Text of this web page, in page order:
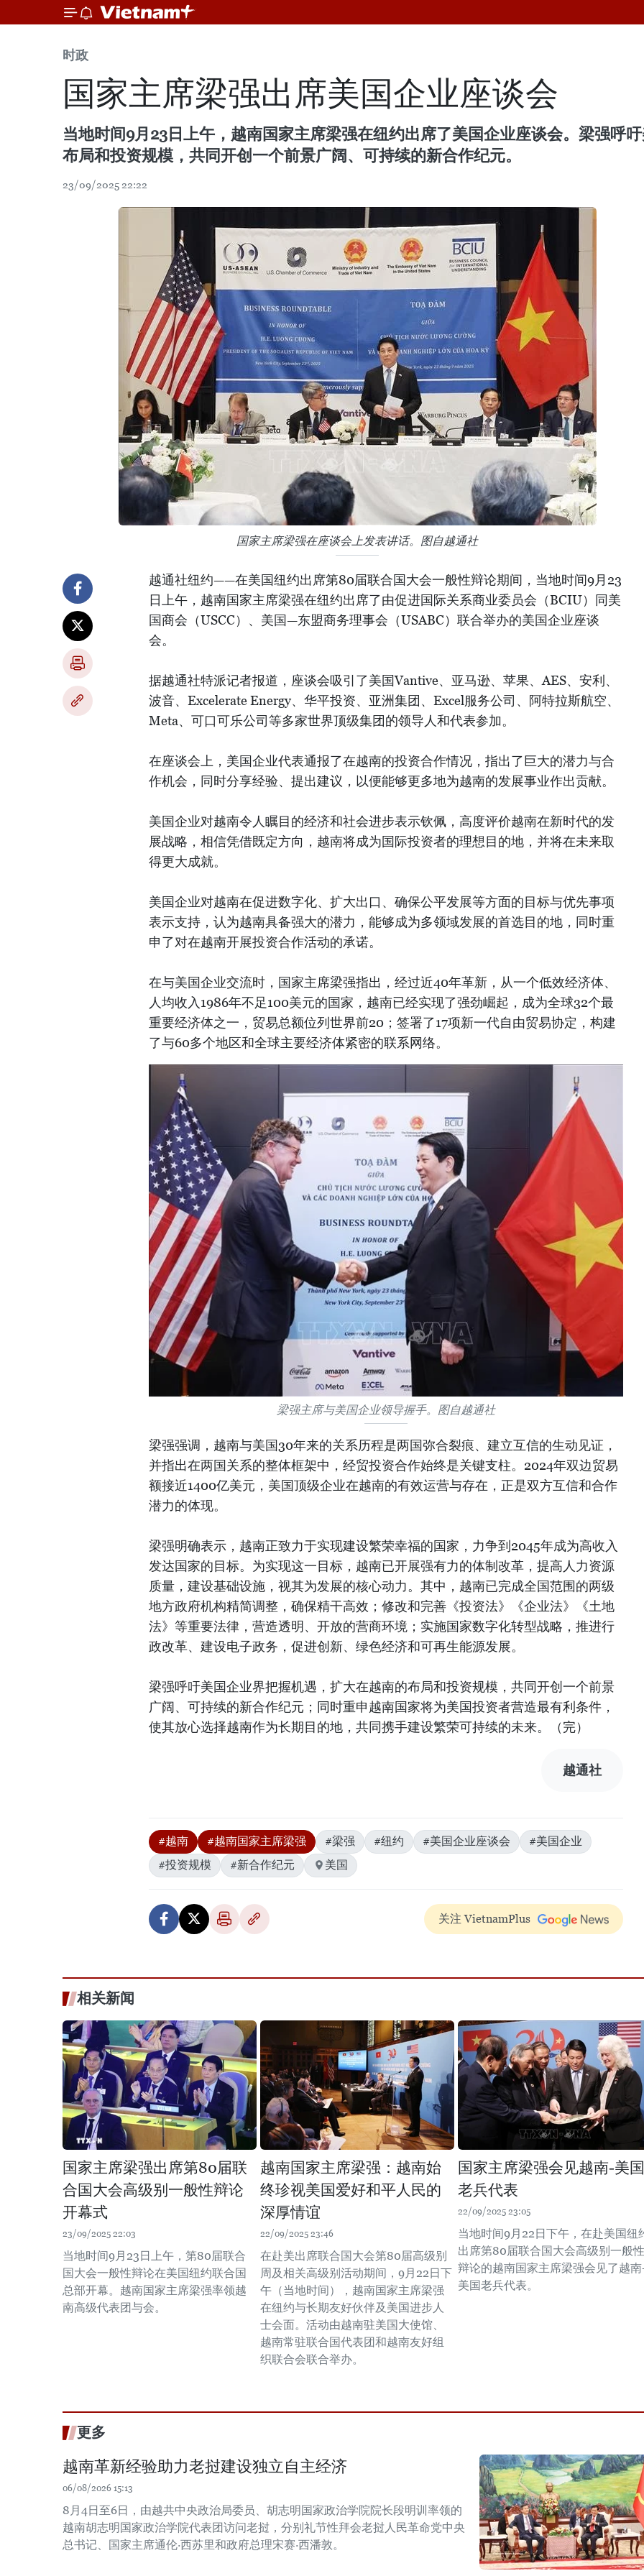
时政
国家主席梁强出席美国企业座谈会
当地时间9月23日上午，越南国家主席梁强在纽约出席了美国企业座谈会。梁强呼
布局和投资规模，共同开创一个前景广阔、可持续的新合作纪元。
23/09/2025 22:22
国家主席梁强在座谈会上发表讲话。图自越通社
越通社纽约——在美国纽约出席第80届联合国大会一般性辩论期间，当地时间9月23
日上午，越南国家主席梁强在纽约出席了由促进国际关系商业委员会（BCIU）同美
国商会（USCC）、美国—东盟商务理事会（USABC）联合举办的美国企业座谈
会。
据越通社特派记者报道，座谈会吸引了美国Vantive、亚马逊、苹果、AES、安利、
波音、Excelerate Energy、华平投资、亚洲集团、Excel服务公司、阿特拉斯航空、
Meta、可口可乐公司等多家世界顶级集团的领导人和代表参加。
在座谈会上，美国企业代表通报了在越南的投资合作情况，指出了巨大的潜力与合
作机会，同时分享经验、提出建议，以便能够更多地为越南的发展事业作出贡献。
美国企业对越南令人瞩目的经济和社会进步表示钦佩，高度评价越南在新时代的发
展战略，相信凭借既定方向，越南将成为国际投资者的理想目的地，并将在未来取
得更大成就。
美国企业对越南在促进数字化、扩大出口、确保公平发展等方面的目标与优先事项
表示支持，认为越南具备强大的潜力，能够成为多领域发展的首选目的地，同时重
申了对在越南开展投资合作活动的承诺。
在与美国企业交流时，国家主席梁强指出，经过近40年革新，从一个低效经济体、
人均收入1986年不足100美元的国家，越南已经实现了强劲崛起，成为全球32个最
重要经济体之一，贸易总额位列世界前20；签署了17项新一代自由贸易协定，构建
了与60多个地区和全球主要经济体紧密的联系网络。
梁强主席与美国企业领导握手。图自越通社
梁强强调，越南与美国30年来的关系历程是两国弥合裂痕、建立互信的生动见证，
并指出在两国关系的整体框架中，经贸投资合作始终是关键支柱。2024年双边贸易
额接近1400亿美元，美国顶级企业在越南的有效运营与存在，正是双方互信和合作
潜力的体现。
梁强明确表示，越南正致力于实现建设繁荣幸福的国家，力争到2045年成为高收入
发达国家的目标。为实现这一目标，越南已开展强有力的体制改革，提高人力资源
质量，建设基础设施，视其为发展的核心动力。其中，越南已完成全国范围的两级
地方政府机构精简调整，确保精干高效；修改和完善《投资法》《企业法》《土地
法》等重要法律，营造透明、开放的营商环境；实施国家数字化转型战略，推进行
政改革、建设电子政务，促进创新、绿色经济和可再生能源发展。
梁强呼吁美国企业界把握机遇，扩大在越南的布局和投资规模，共同开创一个前景
广阔、可持续的新合作纪元；同时重申越南国家将为美国投资者营造最有利条件，
使其放心选择越南作为长期目的地，共同携手建设繁荣可持续的未来。（完）
越通社
#越南 #越南国家主席梁强 #梁强 #纽约 #美国企业座谈会
#美国企业
#投资规模
#新合作纪元 美国
关注 VietnamPlus
相关新闻
国家主席梁强出席第80届联
合国大会高级别一般性辩论
开幕式
23/09/2025 22:03
当地时间9月23日上午，第80届联合
国大会一般性辩论在美国纽约联合国
总部开幕。越南国家主席梁强率领越
南高级代表团与会。
越南国家主席梁强：越南始
终珍视美国爱好和平人民的
深厚情谊
22/09/2025 23:46
在赴美出席联合国大会第80届高级别
周及相关高级别活动期间，9月22日下
午（当地时间），越南国家主席梁强
在纽约与长期友好伙伴及美国进步人
士会面。活动由越南驻美国大使馆、
越南常驻联合国代表团和越南友好组
织联合会联合举办。
国家主席梁强会见越南-美国
老兵代表
22/09/2025 23:05
当地时间9月22日下午，在赴美国纽
出席第80届联合国大会高级别一般性
辩论的越南国家主席梁强会见了越
美国老兵代表。
更多
越南革新经验助力老挝建设独立自主经济
06/08/2026 15:13
8月4日至6日，由越共中央政治局委员、胡志明国家政治学院院长段明训率领的
越南胡志明国家政治学院代表团访问老挝，分别礼节性拜会老挝人民革命党中央
总书记、国家主席通伦·西苏里和政府总理宋赛·西潘敦。